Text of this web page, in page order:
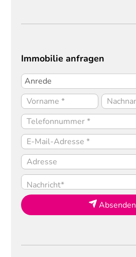
Immobilie anfragen
Absenden